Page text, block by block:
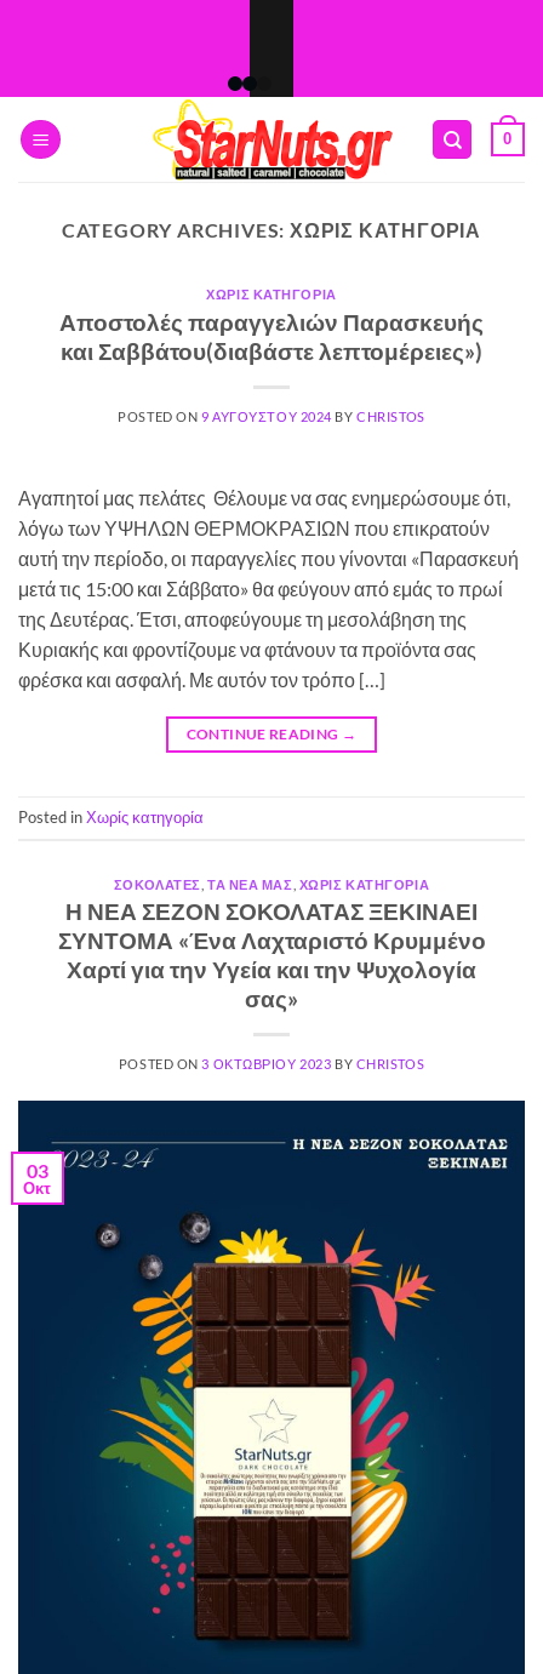
0
CATEGORY ARCHIVES:ΧΩΡΊΣ ΚΑΤΗΓΟΡΊΑ
ΧΩΡΊΣ ΚΑΤΗΓΟΡΊΑ
Αποστολές παραγγελιών Παρασκευής
και Σαββάτου(διαβάστε λεπτομέρειες»)
POSTED ON 9 ΑΥΓΟΎΣΤΟΥ 2024 BYCHRISTOS
Αγαπητοί μας πελάτες Θέλουμε να σας ενημερώσουμε ότι,
λόγω των ΥΨΗΛΩΝ ΘΕΡΜΟΚΡΑΣΙΩΝ που επικρατούν
αυτή την περίοδο, οι παραγγελίες που γίνονται «Παρασκευή
μετά τις 15:00 και Σάββατο» θα φεύγουν από εμάς το πρωί
της Δευτέρας. Έτσι, αποφεύγουμε τη μεσολάβηση της
Κυριακής και φροντίζουμε να φτάνουν τα προϊόντα σας
φρέσκα και ασφαλή. Με αυτόν τον τρόπο […]
CONTINUE READING →
Posted inΧωρίς κατηγορία
ΣΟΚΟΛΆΤΕΣ ,ΤΑ ΝΈΑ ΜΑΣ ΧΩΡΊΣ ΚΑΤΗΓΟΡΊΑ
Η ΝΕΑ ΣΕΖΟΝ ΣΟΚΟΛΑΤΑΣ ΞΕΚΙΝΑΕΙ
ΣΥΝΤΟΜΑ «Ένα Λαχταριστό Κρυμμένο
Χαρτί για την Υγεία και την Ψυχολογία
σας»
POSTED ON3 ΟΚΤΩΒΡΊΟΥ 2023 BY CHRISTOS
03
Οκτ